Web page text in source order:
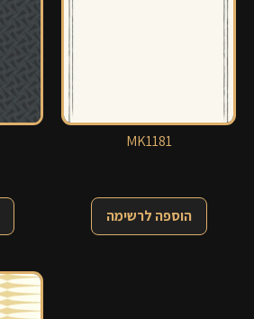
MK1181
הוספה לרשימה